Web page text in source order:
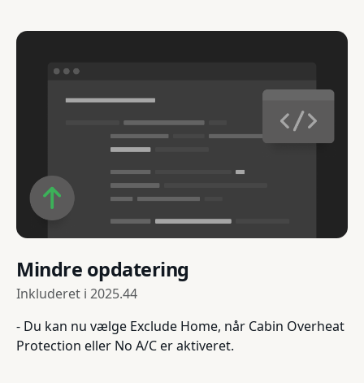
Mindre opdatering
Inkluderet i 2025.44
- Du kan nu vælge Exclude Home, når Cabin Overheat
Protection eller No A/C er aktiveret.